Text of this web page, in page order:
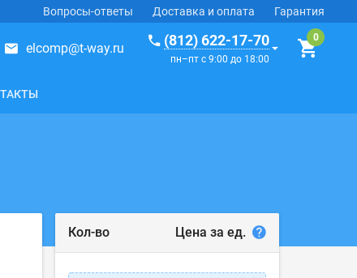
Вопросы-ответы Доставка и оплата Гарантия
elcomp@t-way.ru (812) 622-17-70
пн–пт с 9:00 до 18:00
Кол-во Цена за ед.